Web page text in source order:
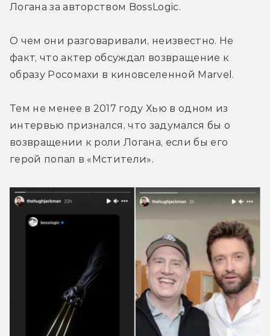
Логана за авторством BossLogic.
О чем они разговаривали, неизвестно. Не
факт, что актер обсуждал возвращение к
образу Росомахи в киновселенной Marvel.
Тем не менее в 2017 году Хью в одном из
интервью признался, что задумался бы о
возвращении к роли Логана, если бы его
герой попал в «Мстители».